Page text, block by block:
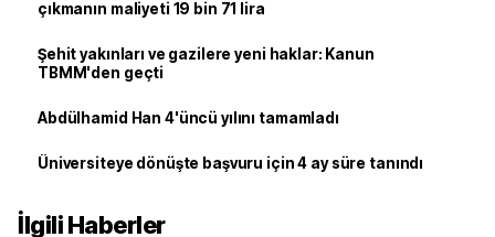
çıkmanın maliyeti 19 bin 71 lira
Şehit yakınları ve gazilere yeni haklar: Kanun
TBMM'den geçti
Abdülhamid Han 4'üncü yılını tamamladı
Üniversiteye dönüşte başvuru için 4 ay süre tanındı
İlgili Haberler